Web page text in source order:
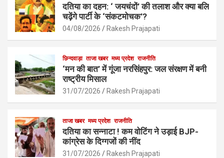
दतिया का दहन: ‘ जयचंदों’ की तलाश और क्या बलि
चढ़ेंगे पार्टी के ‘संकटमोचक’?
04/08/2026 Rakesh Prajapati
छिन्दवाड़ा ताजा खबर मध्य प्रदेश राजनीति
‘मन की बात’ में गूंजा नरसिंहपुर: जल संरक्षण में बनी
राष्ट्रीय मिसाल
31/07/2026 Rakesh Prajapati
ताजा खबर मध्य प्रदेश राजनीति
दतिया का सन्नाटा ! कम वोटिंग ने उड़ाई BJP-
कांग्रेस के दिग्गजों की नींद
31/07/2026 Rakesh Prajapati